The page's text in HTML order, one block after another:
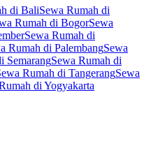
di BaliSewa Rumah di
Rumah di BogorSewa
Sewa Rumah di
Rumah di PalembangSewa
SemarangSewa Rumah di
Rumah di TangerangSewa
di Yogyakarta